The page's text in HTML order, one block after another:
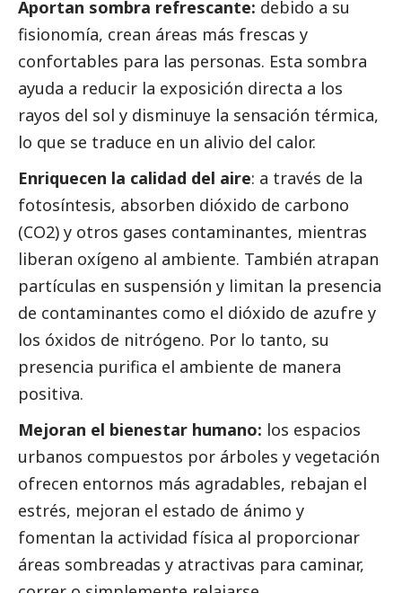
Aportan sombra refrescante: debido a su
fisionomía, crean áreas más frescas y
confortables para las personas. Esta sombra
ayuda a reducir la exposición directa a los
rayos del sol y disminuye la sensación térmica,
lo que se traduce en un alivio del calor.
Enriquecen la calidad del aire: a través de la
fotosíntesis, absorben dióxido de carbono
(CO2) y otros gases contaminantes, mientras
liberan oxígeno al ambiente. También atrapan
partículas en suspensión y limitan la presencia
de contaminantes como el dióxido de azufre y
los óxidos de nitrógeno. Por lo tanto, su
presencia purifica el ambiente de manera
positiva.
Mejoran el bienestar humano: los espacios
urbanos compuestos por árboles y vegetación
ofrecen entornos más agradables, rebajan el
estrés, mejoran el estado de ánimo y
fomentan la actividad física al proporcionar
áreas sombreadas y atractivas para caminar,